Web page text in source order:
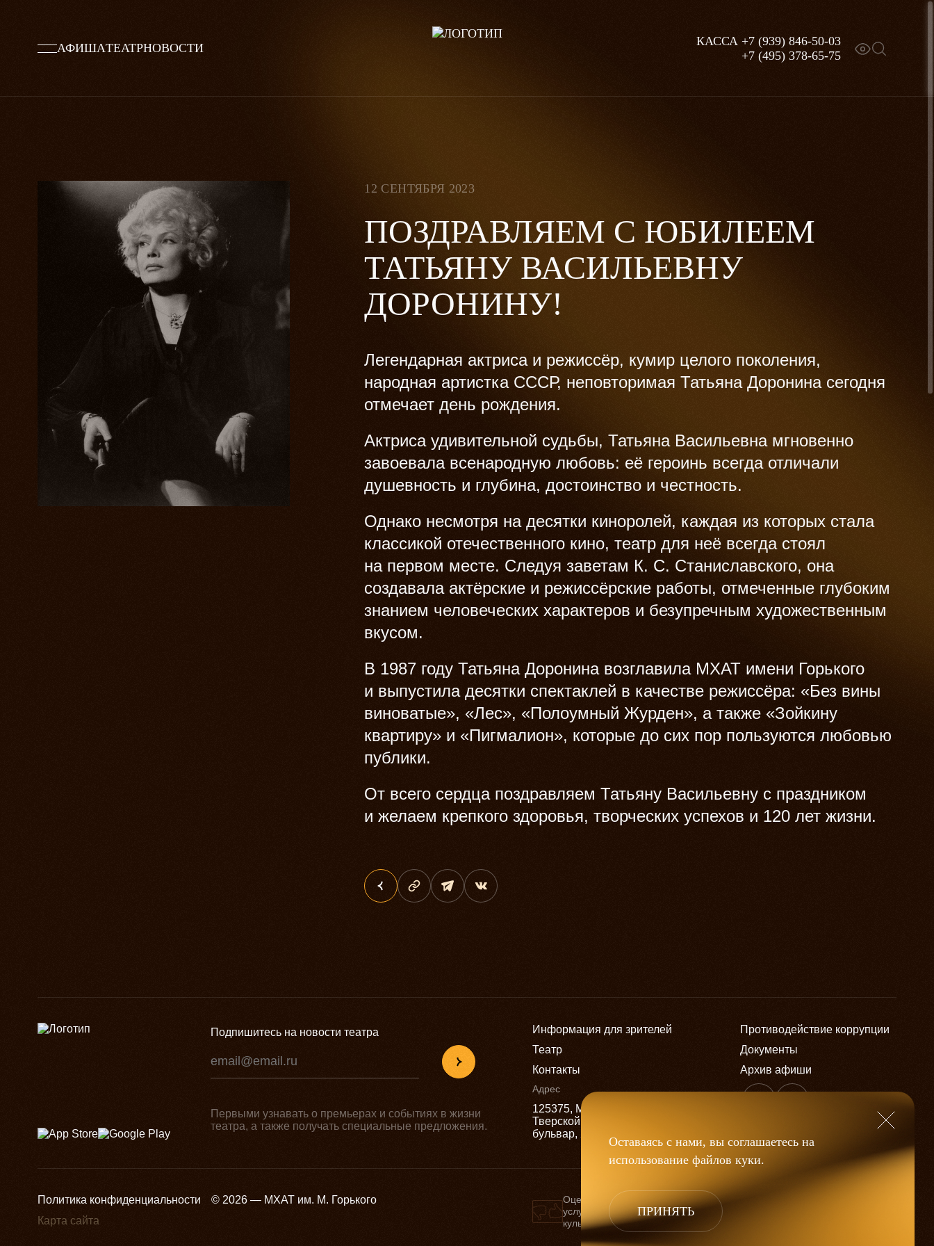
АФИШАТЕАТРНОВОСТИ
КАССА +7 (939) 846-50-03
+7 (495) 378-65-75
12 СЕНТЯБРЯ 2023
ПОЗДРАВЛЯЕМ С ЮБИЛЕЕМ
ТАТЬЯНУ ВАСИЛЬЕВНУ
ДОРОНИНУ!
Легендарная актриса и режиссёр, кумир целого поколения,
народная артистка СССР, неповторимая Татьяна Доронина сегодня
отмечает день рождения.
Актриса удивительной судьбы, Татьяна Васильевна мгновенно
завоевала всенародную любовь: её героинь всегда отличали
душевность и глубина, достоинство и честность.
Однако несмотря на десятки киноролей, каждая из которых стала
классикой отечественного кино, театр для неё всегда стоял
на первом месте. Следуя заветам К. С. Станиславского, она
создавала актёрские и режиссёрские работы, отмеченные глубоким
знанием человеческих характеров и безупречным художественным
вкусом.
В 1987 году Татьяна Доронина возглавила МХАТ имени Горького
и выпустила десятки спектаклей в качестве режиссёра: «Без вины
виноватые», «Лес», «Полоумный Журден», а также «Зойкину
квартиру» и «Пигмалион», которые до сих пор пользуются любовью
публики.
От всего сердца поздравляем Татьяну Васильевну с праздником
и желаем крепкого здоровья, творческих успехов и 120 лет жизни.
Подпишитесь на новости театра
Первыми узнавать о премьерах и событиях в жизни
театра, а также получать специальные предложения.
Информация для зрителей
Театр
Контакты
Противодействие коррупции
Документы
Архив афиши
Адрес
125375, Москва,
Тверской
бульвар, 22
Политика конфиденциальности
© 2026 — МХАТ им. М. Горького
Карта сайта
Оценка качества
услуг учреждений
культуры
Оставаясь с нами, вы соглашаетесь на
использование файлов куки.
ПРИНЯТЬ